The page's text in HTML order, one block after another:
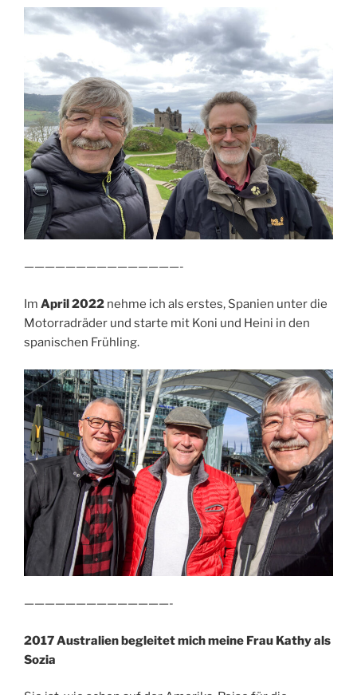
———————————————-
Im April 2022 nehme ich als erstes, Spanien unter die
Motorradräder und starte mit Koni und Heini in den
spanischen Frühling.
——————————————-
2017 Australien begleitet mich meine Frau Kathy als
Sozia